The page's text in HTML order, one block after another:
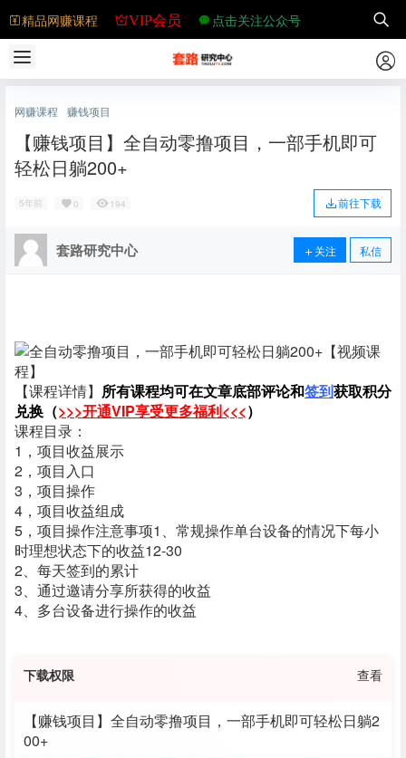
精品网赚课程 VIP会员 点击关注公众号
网赚课程 赚钱项目
【赚钱项目】全自动零撸项目，一部手机即可
轻松日躺200+
5年前 0 194 前往下载
套路研究中心 关注 私信
【课程详情】 所有课程均可在文章底部评论和签到获取积分
兑换（>>>开通VIP享受更多福利<<<）
课程目录：
1，项目收益展示
2，项目入口
3，项目操作
4，项目收益组成
5，项目操作注意事项1、常规操作单台设备的情况下每小
时理想状态下的收益12-30
2、每天签到的累计
3、通过邀请分享所获得的收益
4、多台设备进行操作的收益
下载权限 查看
【赚钱项目】全自动零撸项目，一部手机即可轻松日躺2
00+